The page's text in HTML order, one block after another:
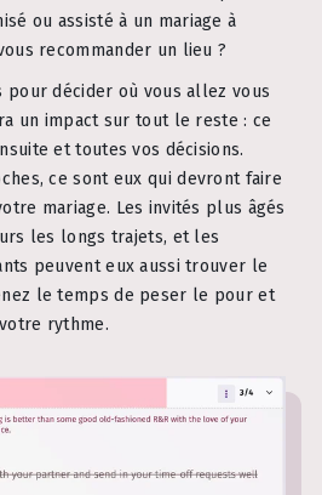
ou assisté à un mariage à
recommander un lieu ?
pour décider où vous allez vous
un impact sur tout le reste : ce
et toutes vos décisions.
ce sont eux qui devront faire
mariage. Les invités plus âgés
les longs trajets, et les
peuvent eux aussi trouver le
le temps de peser le pour et
rythme.